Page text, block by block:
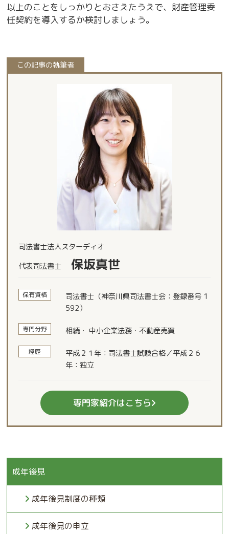
以上のことをしっかりとおさえたうえで、財産管理委
任契約を導入するか検討しましょう。
この記事の執筆者
司法書士法人スターディオ
代表司法書士
保坂真世
保有資格
司法書士（神奈川県司法書士会：登録番号 1
592）
専門分野 相続・ 中小企業法務・不動産売買
経歴
平成２１年：司法書士試験合格／平成２６
年：独立
専門家紹介はこちら
成年後見
成年後見制度の種類
成年後見の申立